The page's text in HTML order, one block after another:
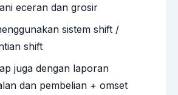
eceran dan grosir
sistem shift /
shift
juga dengan laporan
dan pembelian + omset